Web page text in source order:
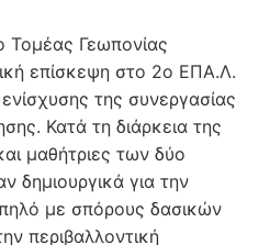
Τομέας Γεωπονίας
επίσκεψη στο 2ο ΕΠΑ.Λ.
της συνεργασίας
Κατά τη διάρκεια της
μαθήτριες των δύο
δημιουργικά για την
με σπόρους δασικών
περιβαλλοντική